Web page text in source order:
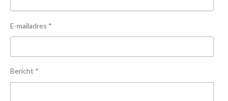
t
e
e
n
e
n
e e
E-mailadres *
Bericht *